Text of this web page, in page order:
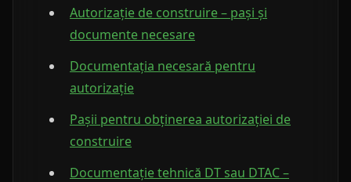
Autorizație de construire – pași și
documente necesare
Documentația necesară pentru
autorizație
Pașii pentru obținerea autorizației de
construire
Documentație tehnică DT sau DTAC –